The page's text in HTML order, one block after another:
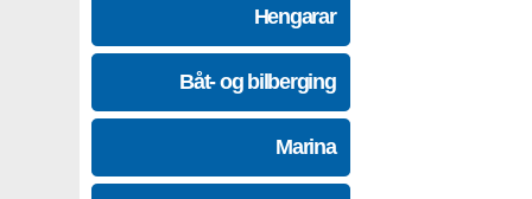
Hengarar
Båt- og bilberging
Marina